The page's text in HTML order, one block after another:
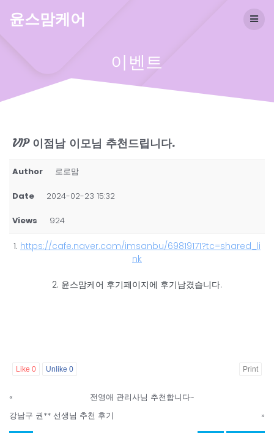
윤스맘케어
이벤트
VIP 이점남 이모님 추천드립니다.
Author 로로맘
Date 2024-02-23 15:32
Views 924
1. https://cafe.naver.com/imsanbu/69819171?tc=shared_li
nk
2. 윤스맘케어 후기페이지에 후기남겼습니다.
Like 0 Unlike 0 Print
«
전영애 관리사님 추천합니다~
강남구 권** 선생님 추천 후기
»